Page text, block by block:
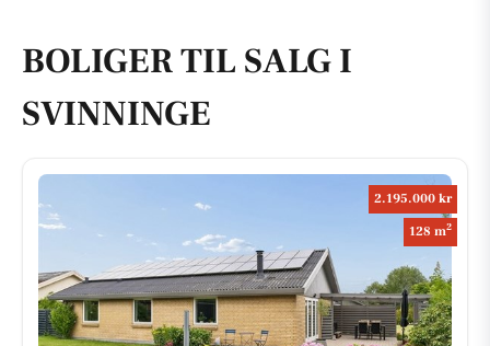
BOLIGER TIL SALG I
SVINNINGE
2.195.000 kr
128 m2